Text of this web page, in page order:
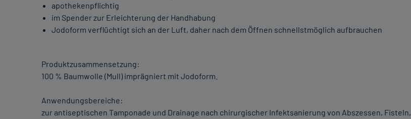
apothekenpflichtig
im Spender zur Erleichterung der Handhabung
Jodoform verflüchtigt sich an der Luft, daher nach dem Öffnen schnellstmöglich aufbrauchen
Produktzusammensetzung:
100 % Baumwolle (Mull) imprägniert mit Jodoform.
Anwendungsbereiche:
zur antiseptischen Tamponade und Drainage nach chirurgischer Infektsanierung von Abszessen, Fisteln,